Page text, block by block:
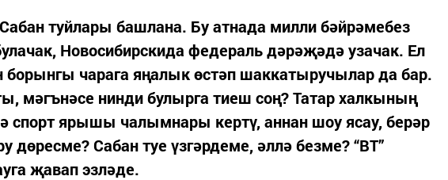
туйлары башлана. Бу атнада милли бәйрәмебез
Новосибирскида федераль дәрәҗәдә узачак. Ел
борынгы чарага яңалык өстәп шаккатыручылар да бар.
мәгънәсе нинди булырга тиеш соң? Татар халкының
спорт ярышы чалымнары кертү, аннан шоу ясау, берәр
дөресме? Сабан туе үзгәрдеме, әллә безме? “ВТ”
җавап эзләде.